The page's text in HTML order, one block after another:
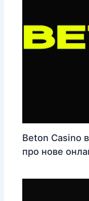
Beton Casino
про нове